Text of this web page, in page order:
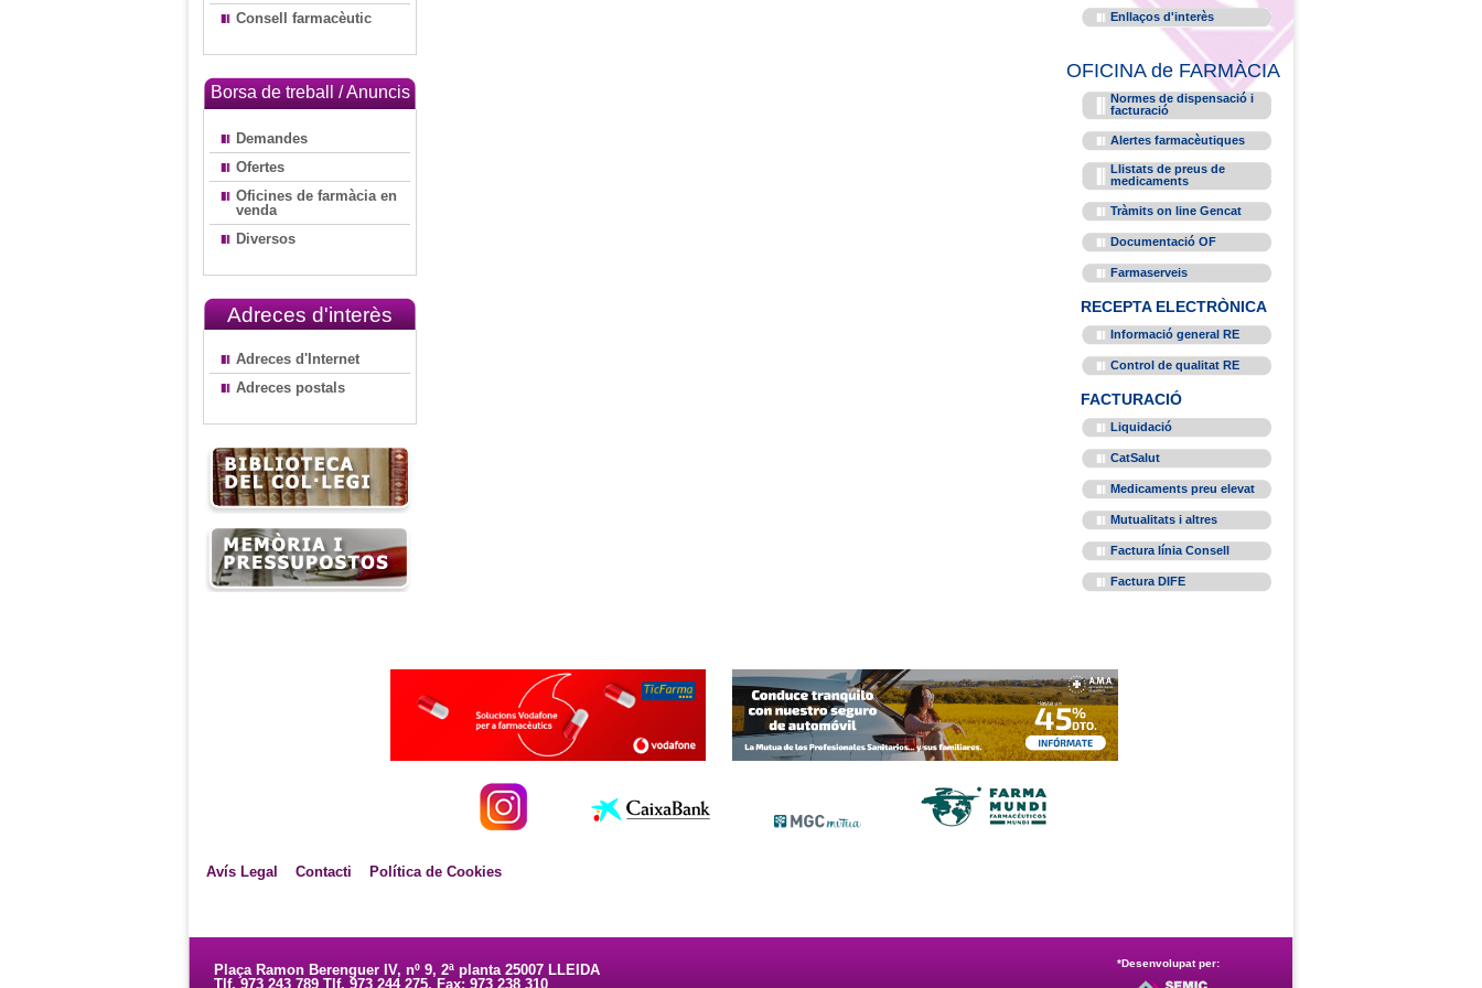
Consell farmacèutic
Borsa de treball / Anuncis
Demandes
Ofertes
Oficines de farmàcia en
venda
Diversos
Adreces d'interès
Adreces d'Internet
Adreces postals
Enllaços d'interès
OFICINA de FARMÀCIA
Normes de dispensació i
facturació
Alertes farmacèutiques
Llistats de preus de
medicaments
Tràmits on line Gencat
Documentació OF
Farmaserveis
RECEPTA ELECTRÒNICA
Informació general RE
Control de qualitat RE
FACTURACIÓ
Liquidació
CatSalut
Medicaments preu elevat
Mutualitats i altres
Factura línia Consell
Factura DIFE
Avís Legal Contacti Política de Cookies
Plaça Ramon Berenguer IV, nº 9, 2ª planta 25007 LLEIDA
Tlf. 973 243 789 Tlf. 973 244 275. Fax: 973 238 310
*Desenvolupat per: